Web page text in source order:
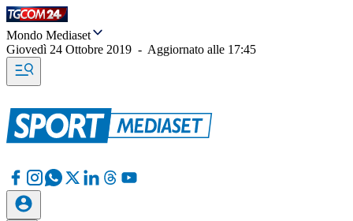
Mondo Mediaset
Giovedì 24 Ottobre 2019 - Aggiornato alle 17:45